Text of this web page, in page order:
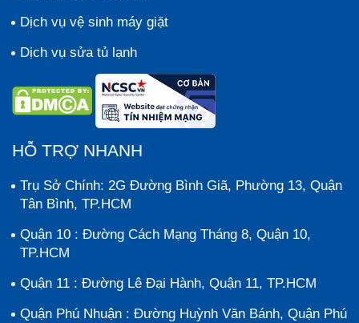
Dịch vụ vệ sinh máy giặt
Dịch vụ sửa tủ lạnh
HỖ TRỢ NHANH
Trụ Sở Chính: 2G Đường Bình Giã, Phường 13, Quận
Tân Bình, TP.HCM
Quận 10 : Đường Cách Mạng Tháng 8, Quận 10,
TP.HCM
Quận 11 : Đường Lê Đại Hành, Quận 11, TP.HCM
Quận Phú Nhuận : Đường Huỳnh Văn Bánh, Quận Phú